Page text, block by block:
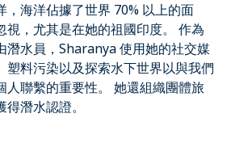
，海洋佔據了世界 70% 以上的面
視，尤其是在她的祖國印度。 作為
潛水員，Sharanya 使用她的社交媒
塑料污染以及探索水下世界以與我們
人聯繫的重要性。 她還組織團體旅
潛水認證。